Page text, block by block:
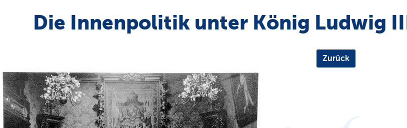
Die Innenpolitik unter König Ludwig
Zurück